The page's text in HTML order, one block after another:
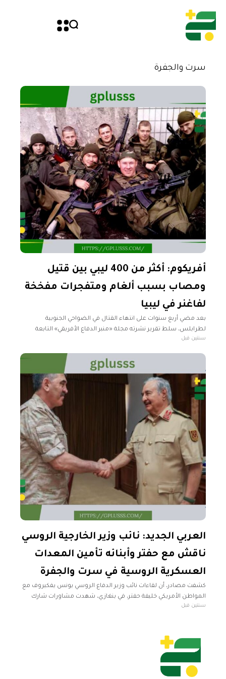
سرت والجفرة
أفريكوم: أكثر من 400 ليبي بين قتيل
ومصاب بسبب ألغام ومتفجرات مفخخة
لفاغنر في ليبيا
بعد مضي أربع سنوات على انتهاء القتال في الضواحي الجنوبية
لطرابلس، سلط تقرير نشرته مجلة «منبر الدفاع الأفريقي» التابعة
للقيادة العسكرية الأميركية (أفريكوم) الضوء على استمرار تهديدات
سنتين قبل
العربي الجديد: نائب وزير الخارجية الروسي
ناقش مع حفتر وأبنائه تأمين المعدات
العسكرية الروسية في سرت والجفرة
كشفت مصادر، أن لقاءات نائب وزير الدفاع الروسي يونس يفكيروف مع
المواطن الأمريكي خليفة حفتر، في بنغازي، شهدت مشاورات شارك
فيها ابنا حفتر، خالد وصدام. وأوضحت المصادر، في تصريحات نقلتها
سنتين قبل